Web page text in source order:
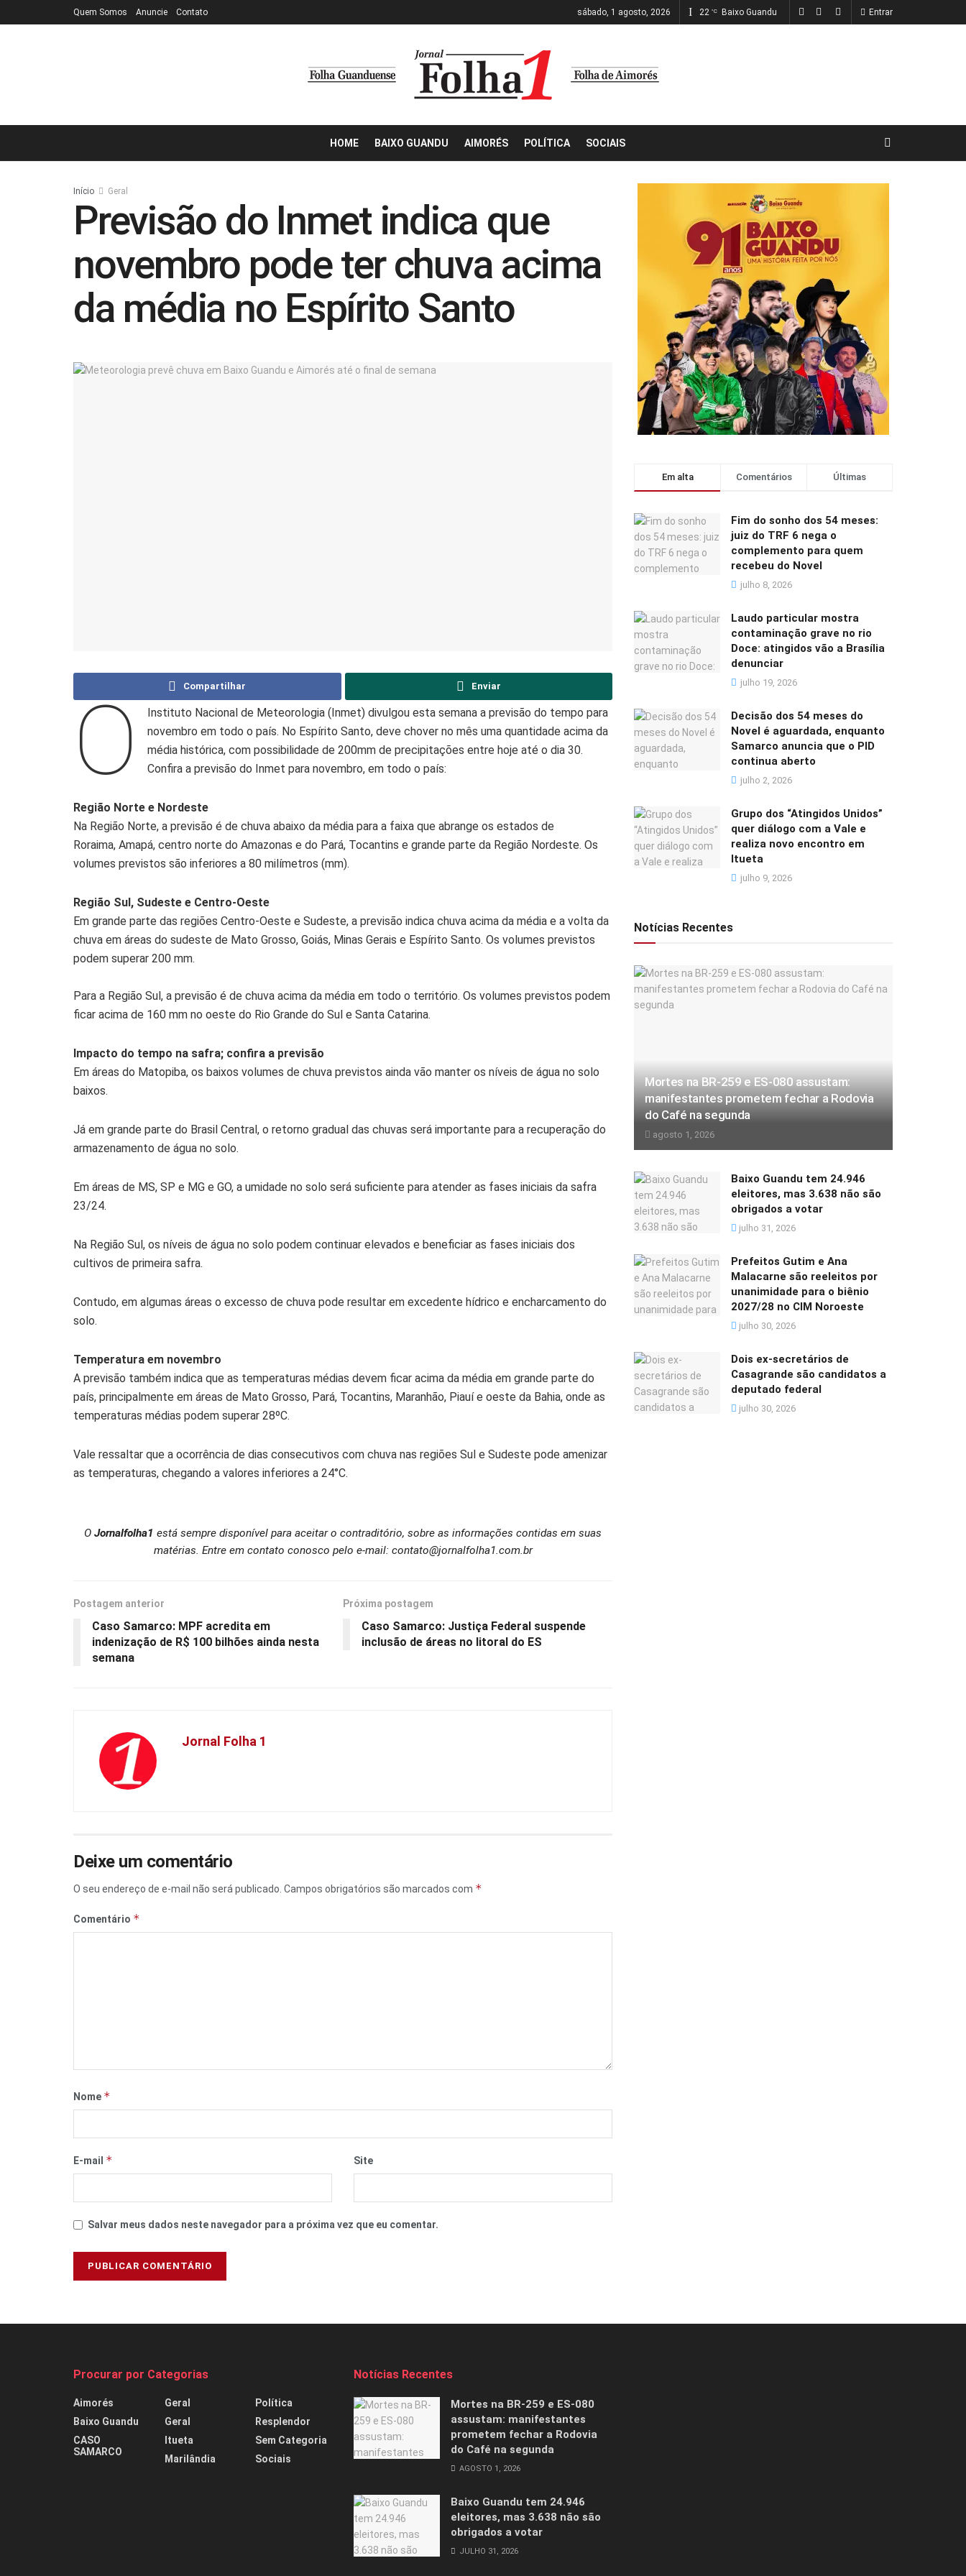
Quem Somos Anuncie Contato sábado, 1 agosto, 2026 22 °C Baixo Guandu Entrar
HOME BAIXO GUANDU AIMORÉS POLÍTICA SOCIAIS
Início Geral
Previsão do Inmet indica que
novembro pode ter chuva acima
da média no Espírito Santo
Compartilhar Enviar
O
Instituto Nacional de Meteorologia (Inmet) divulgou esta semana a previsão do tempo para
novembro em todo o país. No Espírito Santo, deve chover no mês uma quantidade acima da
média histórica, com possibilidade de 200mm de precipitações entre hoje até o dia 30.
Confira a previsão do Inmet para novembro, em todo o país:
Região Norte e Nordeste
Na Região Norte, a previsão é de chuva abaixo da média para a faixa que abrange os estados de
Roraima, Amapá, centro norte do Amazonas e do Pará, Tocantins e grande parte da Região Nordeste. Os
volumes previstos são inferiores a 80 milímetros (mm).
Região Sul, Sudeste e Centro-Oeste
Em grande parte das regiões Centro-Oeste e Sudeste, a previsão indica chuva acima da média e a volta da
chuva em áreas do sudeste de Mato Grosso, Goiás, Minas Gerais e Espírito Santo. Os volumes previstos
podem superar 200 mm.
Para a Região Sul, a previsão é de chuva acima da média em todo o território. Os volumes previstos podem
ficar acima de 160 mm no oeste do Rio Grande do Sul e Santa Catarina.
Impacto do tempo na safra; confira a previsão
Em áreas do Matopiba, os baixos volumes de chuva previstos ainda vão manter os níveis de água no solo
baixos.
Já em grande parte do Brasil Central, o retorno gradual das chuvas será importante para a recuperação do
armazenamento de água no solo.
Em áreas de MS, SP e MG e GO, a umidade no solo será suficiente para atender as fases iniciais da safra
23/24.
Na Região Sul, os níveis de água no solo podem continuar elevados e beneficiar as fases iniciais dos
cultivos de primeira safra.
Contudo, em algumas áreas o excesso de chuva pode resultar em excedente hídrico e encharcamento do
solo.
Temperatura em novembro
A previsão também indica que as temperaturas médias devem ficar acima da média em grande parte do
país, principalmente em áreas de Mato Grosso, Pará, Tocantins, Maranhão, Piauí e oeste da Bahia, onde as
temperaturas médias podem superar 28ºC.
Vale ressaltar que a ocorrência de dias consecutivos com chuva nas regiões Sul e Sudeste pode amenizar
as temperaturas, chegando a valores inferiores a 24°C.
O Jornalfolha1 está sempre disponível para aceitar o contraditório, sobre as informações contidas em suas
matérias. Entre em contato conosco pelo e-mail: contato@jornalfolha1.com.br
Postagem anterior
Caso Samarco: MPF acredita em
indenização de R$ 100 bilhões ainda nesta
semana
Próxima postagem
Caso Samarco: Justiça Federal suspende
inclusão de áreas no litoral do ES
Jornal Folha 1
Deixe um comentário
O seu endereço de e-mail não será publicado. Campos obrigatórios são marcados com *
Comentário *
Nome *
E-mail * Site
Salvar meus dados neste navegador para a próxima vez que eu comentar.
Em alta Comentários Últimas
Fim do sonho dos 54 meses:
juiz do TRF 6 nega o
complemento para quem
recebeu do Novel
julho 8, 2026
Laudo particular mostra
contaminação grave no rio
Doce: atingidos vão a Brasília
denunciar
julho 19, 2026
Decisão dos 54 meses do
Novel é aguardada, enquanto
Samarco anuncia que o PID
continua aberto
julho 2, 2026
Grupo dos “Atingidos Unidos”
quer diálogo com a Vale e
realiza novo encontro em
Itueta
julho 9, 2026
Notícias Recentes
Mortes na BR-259 e ES-080 assustam:
manifestantes prometem fechar a Rodovia
do Café na segunda
agosto 1, 2026
Baixo Guandu tem 24.946
eleitores, mas 3.638 não são
obrigados a votar
julho 31, 2026
Prefeitos Gutim e Ana
Malacarne são reeleitos por
unanimidade para o biênio
2027/28 no CIM Noroeste
julho 30, 2026
Dois ex-secretários de
Casagrande são candidatos a
deputado federal
julho 30, 2026
Procurar por Categorias
Aimorés
Baixo Guandu
CASO
SAMARCO
Geral
Geral
Itueta
Marilândia
Política
Resplendor
Sem Categoria
Sociais
Notícias Recentes
Mortes na BR-259 e ES-080
assustam: manifestantes
prometem fechar a Rodovia
do Café na segunda
AGOSTO 1, 2026
Baixo Guandu tem 24.946
eleitores, mas 3.638 não são
obrigados a votar
JULHO 31, 2026